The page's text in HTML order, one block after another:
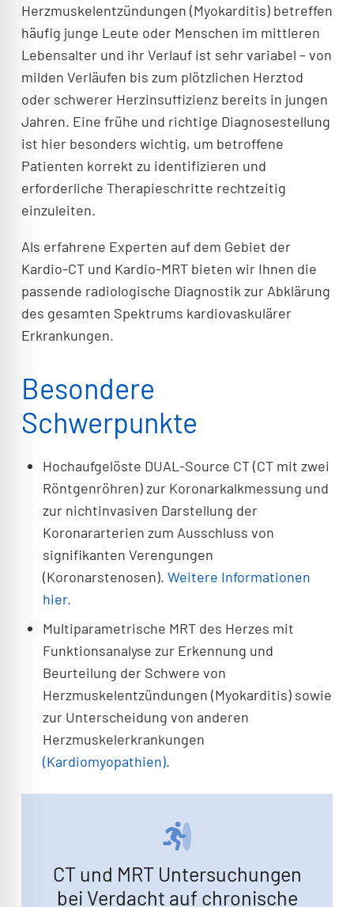
Herzmuskelentzündungen (Myokarditis) betreffen
häufig junge Leute oder Menschen im mittleren
Lebensalter und ihr Verlauf ist sehr variabel – von
milden Verläufen bis zum plötzlichen Herztod
oder schwerer Herzinsuffizienz bereits in jungen
Jahren. Eine frühe und richtige Diagnosestellung
ist hier besonders wichtig, um betroffene
Patienten korrekt zu identifizieren und
erforderliche Therapieschritte rechtzeitig
einzuleiten.
Als erfahrene Experten auf dem Gebiet der
Kardio-CT und Kardio-MRT bieten wir Ihnen die
passende radiologische Diagnostik zur Abklärung
des gesamten Spektrums kardiovaskulärer
Erkrankungen.
Besondere
Schwerpunkte
Hochaufgelöste DUAL-Source CT (CT mit zwei
Röntgenröhren) zur Koronarkalkmessung und
zur nichtinvasiven Darstellung der
Koronararterien zum Ausschluss von
signifikanten Verengungen
(Koronarstenosen). Weitere Informationen
hier.
Multiparametrische MRT des Herzes mit
Funktionsanalyse zur Erkennung und
Beurteilung der Schwere von
Herzmuskelentzündungen (Myokarditis) sowie
zur Unterscheidung von anderen
Herzmuskelerkrankungen
(Kardiomyopathien).
CT und MRT Untersuchungen
bei Verdacht auf chronische